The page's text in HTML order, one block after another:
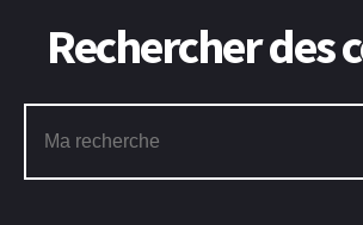
Rechercher des